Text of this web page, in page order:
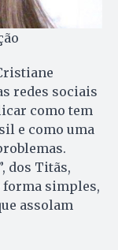
redes sociais
como tem
e como uma
dos Titãs,
forma simples,
assolam